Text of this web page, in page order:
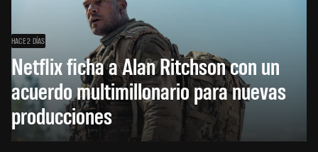
HACE 2 DÍAS
Netflix ficha a Alan Ritchson con un
acuerdo multimillonario para nuevas
producciones